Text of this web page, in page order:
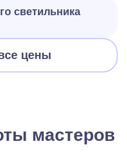
светильника
цены
мастеров